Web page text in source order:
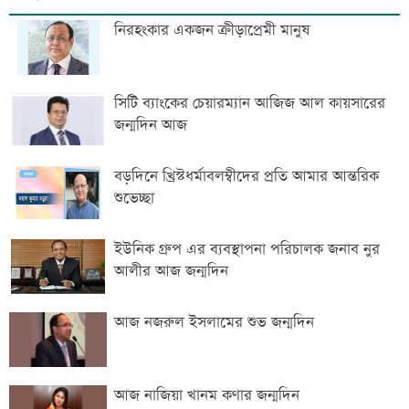
নিরহংকার একজন ক্রীড়াপ্রেমী মানুষ
সিটি ব্যাংকের চেয়ারম্যান আজিজ আল কায়সারের
জন্মদিন আজ
বড়দিনে খ্রিস্টধর্মাবলম্বীদের প্রতি আমার আন্তরিক
শুভেচ্ছা
ইউনিক গ্রুপ এর ব্যবস্থাপনা পরিচালক জনাব নুর
আলীর আজ জন্মদিন
আজ নজরুল ইসলামের শুভ জন্মদিন
আজ নাজিয়া খানম কণার জন্মদিন